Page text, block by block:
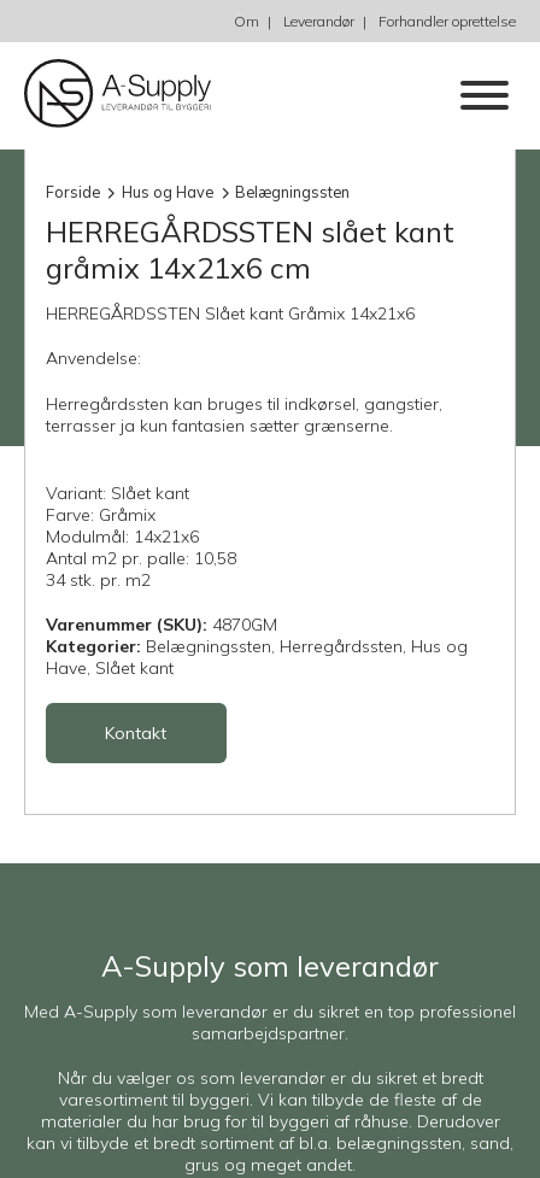
Om Leverandør Forhandler oprettelse
Forside Hus og Have Belægningssten
HERREGÅRDSSTEN slået kant
gråmix 14x21x6 cm
HERREGÅRDSSTEN Slået kant Gråmix 14x21x6
Anvendelse:
Herregårdssten kan bruges til indkørsel, gangstier,
terrasser ja kun fantasien sætter grænserne.
Variant: Slået kant
Farve: Gråmix
Modulmål: 14x21x6
Antal m2 pr. palle: 10,58
34 stk. pr. m2
Varenummer (SKU): 4870GM
Kategorier: Belægningssten, Herregårdssten, Hus og
Have, Slået kant
Kontakt
A-Supply som leverandør
Med A-Supply som leverandør er du sikret en top professionel
samarbejdspartner.
Når du vælger os som leverandør er du sikret et bredt
varesortiment til byggeri. Vi kan tilbyde de fleste af de
materialer du har brug for til byggeri af råhuse. Derudover
kan vi tilbyde et bredt sortiment af bl.a. belægningssten, sand,
grus og meget andet.